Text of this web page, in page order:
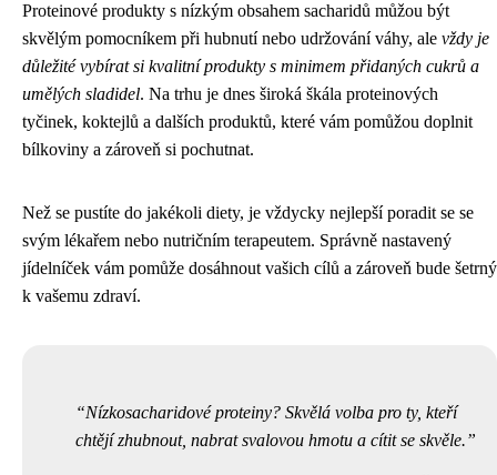
Proteinové produkty s nízkým obsahem sacharidů můžou být
skvělým pomocníkem při hubnutí nebo udržování váhy, ale vždy je
důležité vybírat si kvalitní produkty s minimem přidaných cukrů a
umělých sladidel. Na trhu je dnes široká škála proteinových
tyčinek, koktejlů a dalších produktů, které vám pomůžou doplnit
bílkoviny a zároveň si pochutnat.
Než se pustíte do jakékoli diety, je vždycky nejlepší poradit se se
svým lékařem nebo nutričním terapeutem. Správně nastavený
jídelníček vám pomůže dosáhnout vašich cílů a zároveň bude šetrný
k vašemu zdraví.
Nízkosacharidové proteiny? Skvělá volba pro ty, kteří
chtějí zhubnout, nabrat svalovou hmotu a cítit se skvěle.